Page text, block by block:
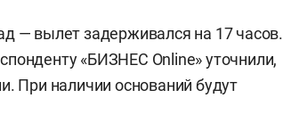
— вылет задерживался на 17 часов.
«БИЗНЕС Online» уточнили,
При наличии оснований будут